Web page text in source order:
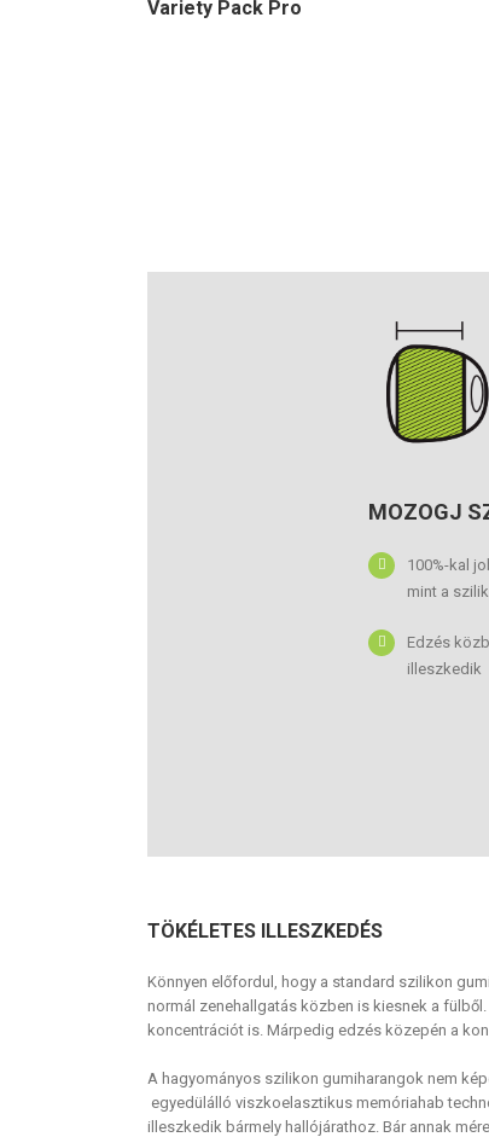
Variety Pack Pro
MOZOGJ
100%-kal
mint a
Edzés
illeszkedik
TÖKÉLETES ILLESZKEDÉS
Könnyen előfordul, hogy a standard szilikon
normál zenehallgatás közben is kiesnek a
koncentrációt is. Márpedig edzés közepén a
A hagyományos szilikon gumiharangok nem
egyedülálló viszkoelasztikus memóriahab
illeszkedik bármely hallójárathoz. Bár annak